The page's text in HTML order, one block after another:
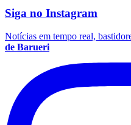
Siga no Instagram
Notícias em tempo real,
de Barueri